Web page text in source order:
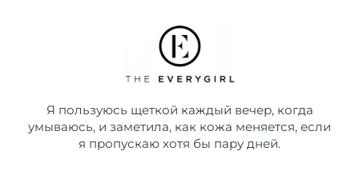
Я пользуюсь щеткой каждый вечер, когда
умываюсь, и заметила, как кожа меняется, если
я пропускаю хотя бы пару дней.